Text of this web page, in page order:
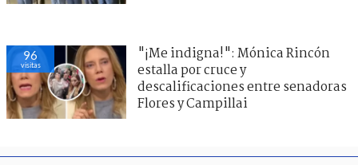
96
visitas
"¡Me indigna!": Mónica Rincón
estalla por cruce y
descalificaciones entre senadoras
Flores y Campillai